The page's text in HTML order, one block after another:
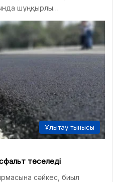
шұңқырлы…
Ұлытау тынысы
төселеді
сәйкес, биыл